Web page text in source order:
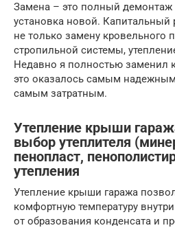
Замена – это полный демонтаж
установка новой. Капитальный
не только замену кровельного
стропильной системы,
Недавно я полностью заменил
это оказалось самым
самым затратным.
Утепление крыши
выбор утеплителя
пенопласт,
утепления
Утепление крыши гаража
комфортную температуру
от образования конденсата и